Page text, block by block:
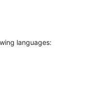
languages: